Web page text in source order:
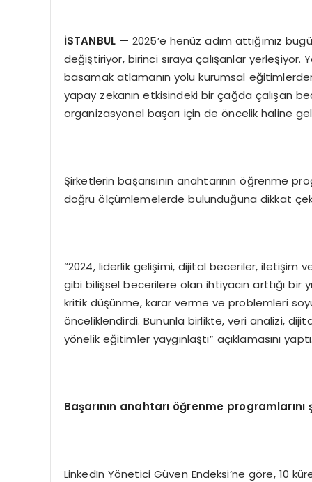
İSTANBUL — 2025’e henüz adım attığımız
değiştiriyor, birinci sıraya çalışanlar yerleşiyor.
basamak atlamanın yolu kurumsal
yapay zekanın etkisindeki bir çağda çalışan
organizasyonel başarı için de öncelik haline
Şirketlerin başarısının anahtarının öğrenme
doğru ölçümlemelerde bulunduğuna dikkat
“2024, liderlik gelişimi, dijital beceriler, iletişim
gibi bilişsel becerilere olan ihtiyacın arttığı bir
kritik düşünme, karar verme ve problemleri
önceliklendirdi. Bununla birlikte, veri analizi,
yönelik eğitimler yaygınlaştı” açıklamasını yaptı.
Başarının anahtarı öğrenme programlarını
LinkedIn Yönetici Güven Endeksi’ne göre, 10